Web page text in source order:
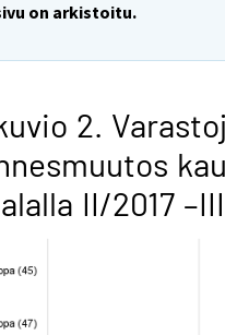
on arkistoitu.
2.
II/2017